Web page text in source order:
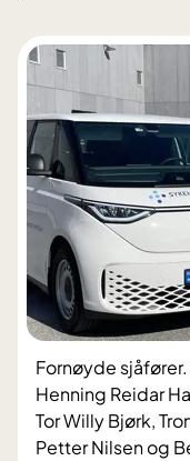
Fornøyde
Henning Reidar
Tor Willy Bjørk,
Petter Nilsen og